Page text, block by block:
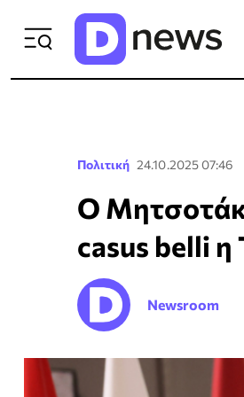
Πολιτική 24.10.2025 07:46
Ο
casus belli η
Newsroom